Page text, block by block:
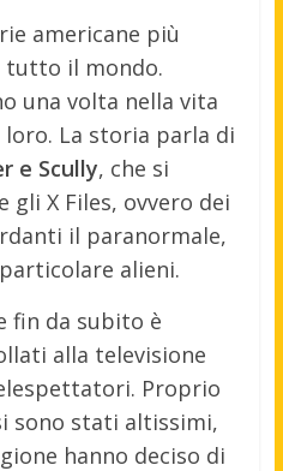
americane più
tutto il mondo.
una volta nella vita
La storia parla di
e Scully, che si
gli X Files, ovvero dei
il paranormale,
alieni.
fin da subito è
alla televisione
Proprio
sono stati altissimi,
hanno deciso di